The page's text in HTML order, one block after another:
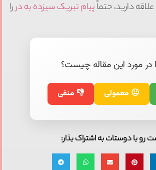
دارید، حتماًپیام تبریک سیزده به دررا
مورد این مقاله چیست؟
😐 معمولی 👎 منفی
رو با دوستات به اشتراک بذار: